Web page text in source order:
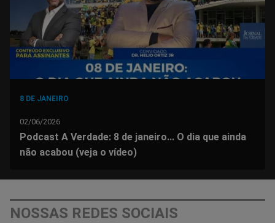
8 DE JANEIRO
02/06/2026
Podcast A Verdade: 8 de janeiro... O dia que ainda
não acabou (veja o vídeo)
NOSSAS REDES SOCIAIS